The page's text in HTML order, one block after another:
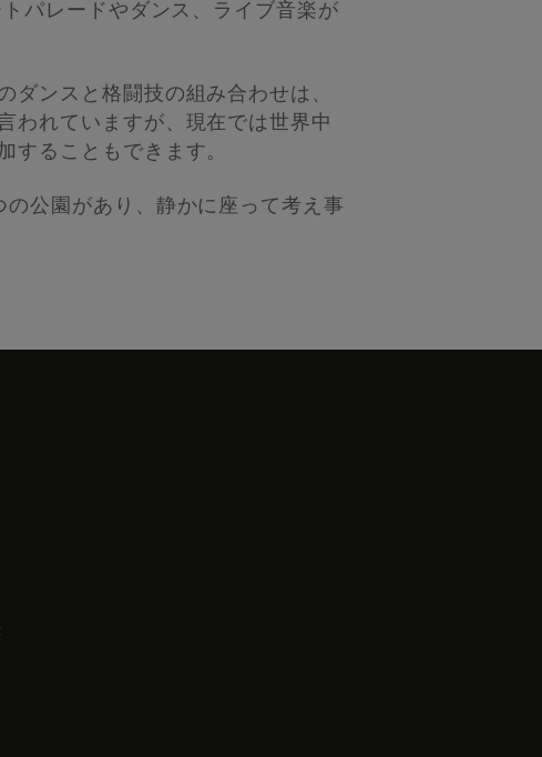
パレードやダンス、ライブ音楽が
ダンスと格闘技の組み合わせは、
われていますが、現在では世界中
することもできます。
公園があり、静かに座って考え事